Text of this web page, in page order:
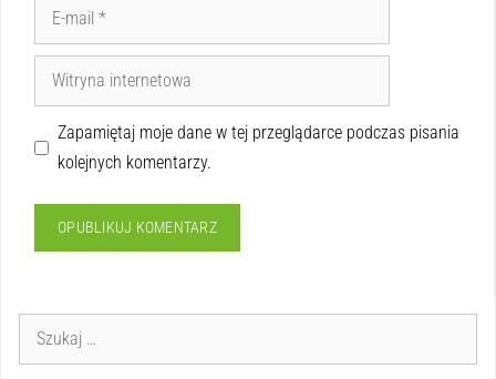
Zapamiętaj moje dane w tej przeglądarce podczas pisania
kolejnych komentarzy.